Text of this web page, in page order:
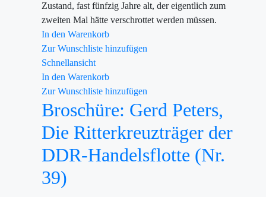
Zustand, fast fünfzig Jahre alt, der eigentlich zum
zweiten Mal hätte verschrottet werden müssen.
In den Warenkorb
Zur Wunschliste hinzufügen
Schnellansicht
In den Warenkorb
Zur Wunschliste hinzufügen
Broschüre: Gerd Peters,
Die Ritterkreuzträger der
DDR-Handelsflotte (Nr.
39)